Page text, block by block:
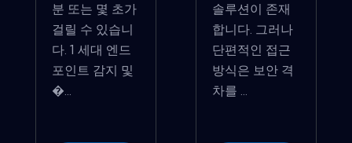
분 또는 몇 초가
걸릴 수 있습니
다. 1 세대 엔드
포인트 감지 및
�...
솔루션이 존재
합니다. 그러나
단편적인 접근
방식은 보안 격
차를 ...